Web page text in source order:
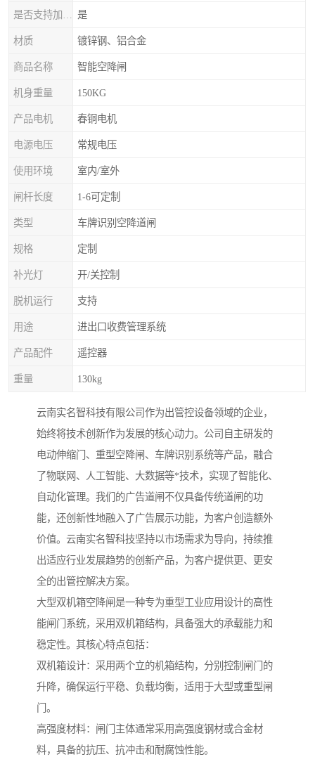
是
材质 镀锌钢、铝合金
商品名称 智能空降闸
机身重量 150KG
产品电机 春铜电机
电源电压 常规电压
使用环境 室内/室外
闸杆长度 1-6可定制
类型 车牌识别空降道闸
规格 定制
补光灯 开/关控制
脱机运行 支持
用途 进出口收费管理系统
产品配件 遥控器
重量 130kg
云南实名智科技有限公司作为出管控设备领域的企业，
始终将技术创新作为发展的核心动力。公司自主研发的
电动伸缩门、重型空降闸、车牌识别系统等产品，融合
了物联网、人工智能、大数据等*技术，实现了智能化、
自动化管理。我们的广告道闸不仅具备传统道闸的功
能，还创新性地融入了广告展示功能，为客户创造额外
价值。云南实名智科技坚持以市场需求为导向，持续推
出适应行业发展趋势的创新产品，为客户提供更、更安
全的出管控解决方案。
大型双机箱空降闸是一种专为重型工业应用设计的高性
能闸门系统，采用双机箱结构，具备强大的承载能力和
稳定性。其核心特点包括：
双机箱设计：采用两个立的机箱结构，分别控制闸门的
升降，确保运行平稳、负载均衡，适用于大型或重型闸
门。
高强度材料：闸门主体通常采用高强度钢材或合金材
料，具备的抗压、抗冲击和耐腐蚀性能。